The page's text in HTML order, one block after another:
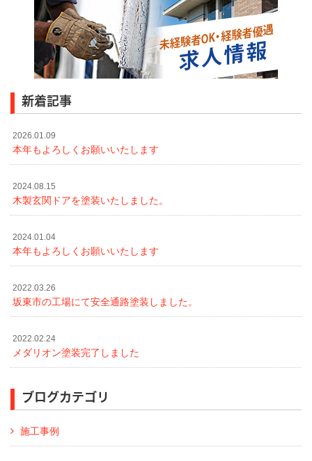
新着記事
2026.01.09
本年もよろしくお願いいたします
2024.08.15
木製玄関ドアを塗装いたしました。
2024.01.04
本年もよろしくお願いいたします
2022.03.26
坂東市の工場にて安全通路塗装しました。
2022.02.24
メダリオン塗装完了しました
ブログカテゴリ
施工事例